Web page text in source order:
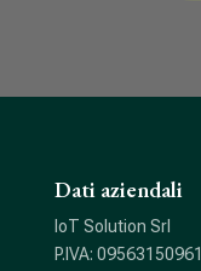
Dati aziendali
IoT Solution Srl
P.IVA: 09563150961